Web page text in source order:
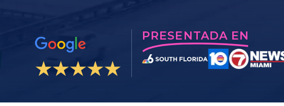
PRESENTADA EN